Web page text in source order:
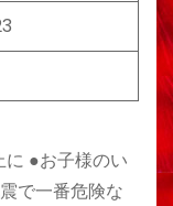
●お子様のい
で一番危険な